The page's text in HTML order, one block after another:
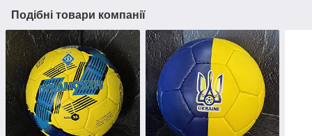
Подібні товари компанії